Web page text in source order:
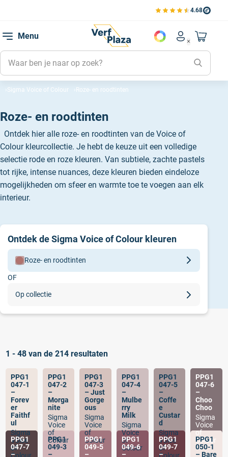
4.68
Bekijk de verfplaza
Menu
Account
Mijn
Mijn
Mijn
Naar
Sigma Voice of Colour Roze- en roodtinten
Roze- en roodtinten
Ontdek hier alle roze- en roodtinten van de Voice of
Colour kleurcollectie. Je hebt de keuze uit een volledige
selectie rode en roze kleuren. Van subtiele, zachte pastels
tot rijke, intense nuances, deze kleuren bieden eindeloze
mogelijkheden om sfeer en warmte toe te voegen aan elk
interieur.
Ontdek de Sigma Voice of Colour kleuren
Roze- en roodtinten
Geeltinten
Grijs- en zwarttinten
Groentinten
Neutraletinten
OF
Op collectie
Alle collecties
1 - 48 van de 214 resultaten
PPG1
047-1
–
Forev
er
Faithf
ul
Sigma
Voice
of
Colour
PPG1
047-2
–
Morga
nite
Sigma
Voice
of
Colour
PPG1
047-3
– Just
Gorge
ous
Sigma
Voice
of
Colour
PPG1
047-4
–
Mulbe
rry
Milk
Sigma
Voice
of
Colour
PPG1
047-5
–
Coffe
e
Custar
d
Sigma
Voice
of
Colour
PPG1
047-6
–
Choo
Choo
Sigma
Voice
of
Colour
PPG1
047-7
–
PPG1
049-3
–
PPG1
049-5
–
PPG1
049-6
–
PPG1
049-7
–
PPG1
050-1
– Bare